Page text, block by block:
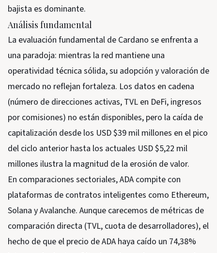
bajista es dominante.
Análisis fundamental
La evaluación fundamental de Cardano se enfrenta a
una paradoja: mientras la red mantiene una
operatividad técnica sólida, su adopción y valoración de
mercado no reflejan fortaleza. Los datos en cadena
(número de direcciones activas, TVL en DeFi, ingresos
por comisiones) no están disponibles, pero la caída de
capitalización desde los USD $39 mil millones en el pico
del ciclo anterior hasta los actuales USD $5,22 mil
millones ilustra la magnitud de la erosión de valor.
En comparaciones sectoriales, ADA compite con
plataformas de contratos inteligentes como Ethereum,
Solana y Avalanche. Aunque carecemos de métricas de
comparación directa (TVL, cuota de desarrolladores), el
hecho de que el precio de ADA haya caído un 74,38%